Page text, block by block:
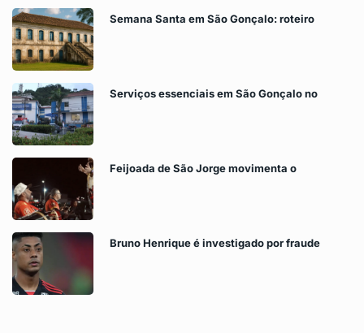
Semana Santa em São Gonçalo: roteiro
Serviços essenciais em São Gonçalo no
Feijoada de São Jorge movimenta o
Bruno Henrique é investigado por fraude